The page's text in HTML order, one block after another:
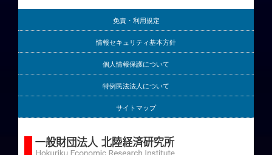
免責・利用規定
情報セキュリティ基本方針
個人情報保護について
特例民法法人について
サイトマップ